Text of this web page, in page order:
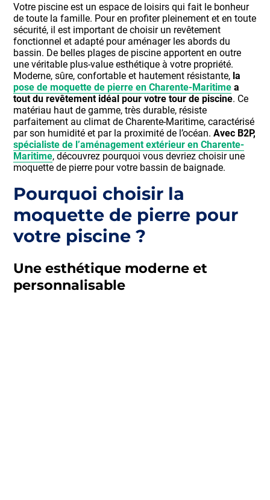
Votre piscine est un espace de loisirs qui fait le bonheur
de toute la famille. Pour en profiter pleinement et en toute
sécurité, il est important de choisir un revêtement
fonctionnel et adapté pour aménager les abords du
bassin. De belles plages de piscine apportent en outre
une véritable plus-value esthétique à votre propriété.
Moderne, sûre, confortable et hautement résistante, la
pose de moquette de pierre en Charente-Maritime a
tout du revêtement idéal pour votre tour de piscine. Ce
matériau haut de gamme, très durable, résiste
parfaitement au climat de Charente-Maritime, caractérisé
par son humidité et par la proximité de l’océan.Avec B2P,
spécialiste de l’aménagement extérieur en Charente-
Maritime, découvrez pourquoi vous devriez choisir une
moquette de pierre pour votre bassin de baignade.
Pourquoi choisir la
moquette de pierre pour
votre piscine ?
Une esthétique moderne et
personnalisable